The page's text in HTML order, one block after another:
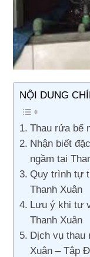
NỘI DUNG
Thau rửa bể
Nhận biết
ngầm tại
Quy trình tự
Thanh Xuân
Lưu ý khi tự
Thanh Xuân
Dịch vụ thau
Xuân – Tập